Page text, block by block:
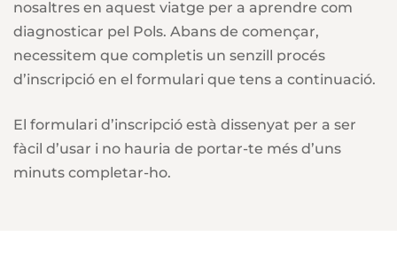
nosaltres en aquest viatge per a aprendre com
diagnosticar pel Pols. Abans de començar,
necessitem que completis un senzill procés
d’inscripció en el formulari que tens a continuació.
El formulari d’inscripció està dissenyat per a ser
fàcil d’usar i no hauria de portar-te més d’uns
minuts completar-ho.